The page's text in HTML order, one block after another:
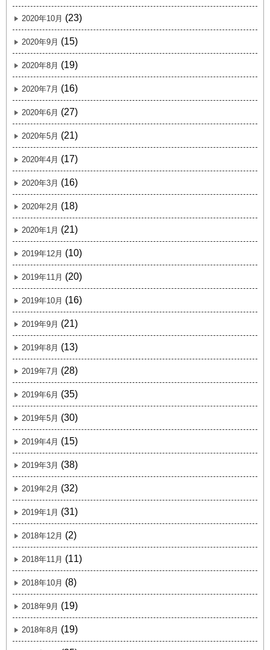
2020年10月 (23)
2020年9月 (15)
2020年8月 (19)
2020年7月 (16)
2020年6月 (27)
2020年5月 (21)
2020年4月 (17)
2020年3月 (16)
2020年2月 (18)
2020年1月 (21)
2019年12月 (10)
2019年11月 (20)
2019年10月 (16)
2019年9月 (21)
2019年8月 (13)
2019年7月 (28)
2019年6月 (35)
2019年5月 (30)
2019年4月 (15)
2019年3月 (38)
2019年2月 (32)
2019年1月 (31)
2018年12月 (2)
2018年11月 (11)
2018年10月 (8)
2018年9月 (19)
2018年8月 (19)